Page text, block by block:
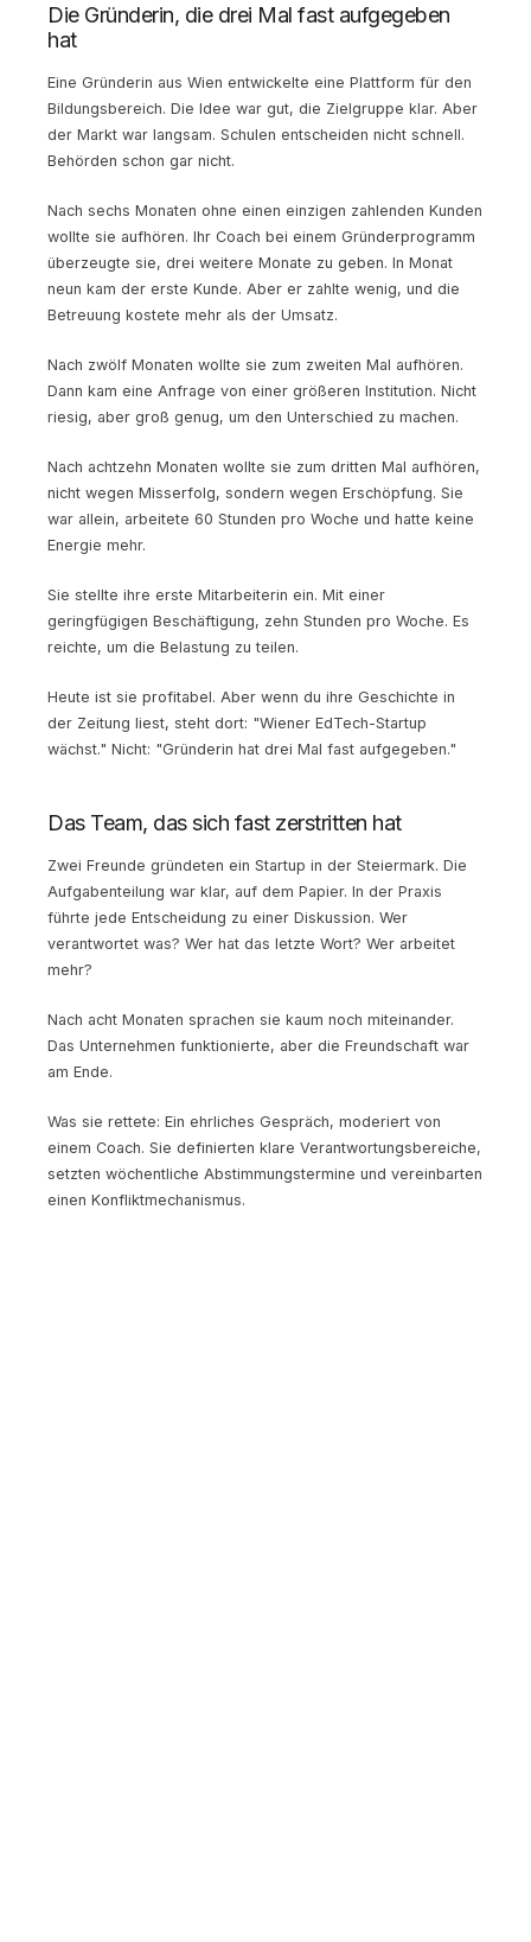
Die Gründerin, die drei Mal fast aufgegeben
hat
Eine Gründerin aus Wien entwickelte eine Plattform für den
Bildungsbereich. Die Idee war gut, die Zielgruppe klar. Aber
der Markt war langsam. Schulen entscheiden nicht schnell.
Behörden schon gar nicht.
Nach sechs Monaten ohne einen einzigen zahlenden Kunden
wollte sie aufhören. Ihr Coach bei einem Gründerprogramm
überzeugte sie, drei weitere Monate zu geben. In Monat
neun kam der erste Kunde. Aber er zahlte wenig, und die
Betreuung kostete mehr als der Umsatz.
Nach zwölf Monaten wollte sie zum zweiten Mal aufhören.
Dann kam eine Anfrage von einer größeren Institution. Nicht
riesig, aber groß genug, um den Unterschied zu machen.
Nach achtzehn Monaten wollte sie zum dritten Mal aufhören,
nicht wegen Misserfolg, sondern wegen Erschöpfung. Sie
war allein, arbeitete 60 Stunden pro Woche und hatte keine
Energie mehr.
Sie stellte ihre erste Mitarbeiterin ein. Mit einer
geringfügigen Beschäftigung, zehn Stunden pro Woche. Es
reichte, um die Belastung zu teilen.
Heute ist sie profitabel. Aber wenn du ihre Geschichte in
der Zeitung liest, steht dort: "Wiener EdTech-Startup
wächst." Nicht: "Gründerin hat drei Mal fast aufgegeben."
Das Team, das sich fast zerstritten hat
Zwei Freunde gründeten ein Startup in der Steiermark. Die
Aufgabenteilung war klar, auf dem Papier. In der Praxis
führte jede Entscheidung zu einer Diskussion. Wer
verantwortet was? Wer hat das letzte Wort? Wer arbeitet
mehr?
Nach acht Monaten sprachen sie kaum noch miteinander.
Das Unternehmen funktionierte, aber die Freundschaft war
am Ende.
Was sie rettete: Ein ehrliches Gespräch, moderiert von
einem Coach. Sie definierten klare Verantwortungsbereiche,
setzten wöchentliche Abstimmungstermine und vereinbarten
einen Konfliktmechanismus.